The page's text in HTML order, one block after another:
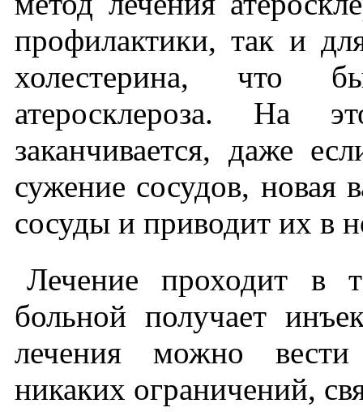
профилактики, так и
холестерина, что
атеросклероза. На
заканчивается, даже
сужение сосудов, новая
сосуды и приводит их в
Лечение проходит в
больной получает
лечения можно
никаких ограничений,